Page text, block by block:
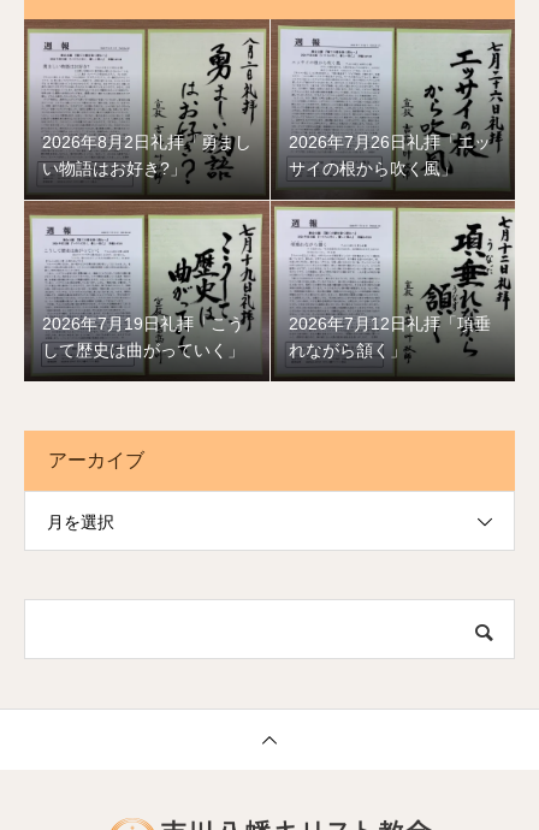
2026年8月2日礼拝「勇まし
い物語はお好き?」
2026年7月26日礼拝「エッ
サイの根から吹く風」
2026年7月19日礼拝「こう
して歴史は曲がっていく」
2026年7月12日礼拝「項垂
れながら頷く」
アーカイブ
月を選択